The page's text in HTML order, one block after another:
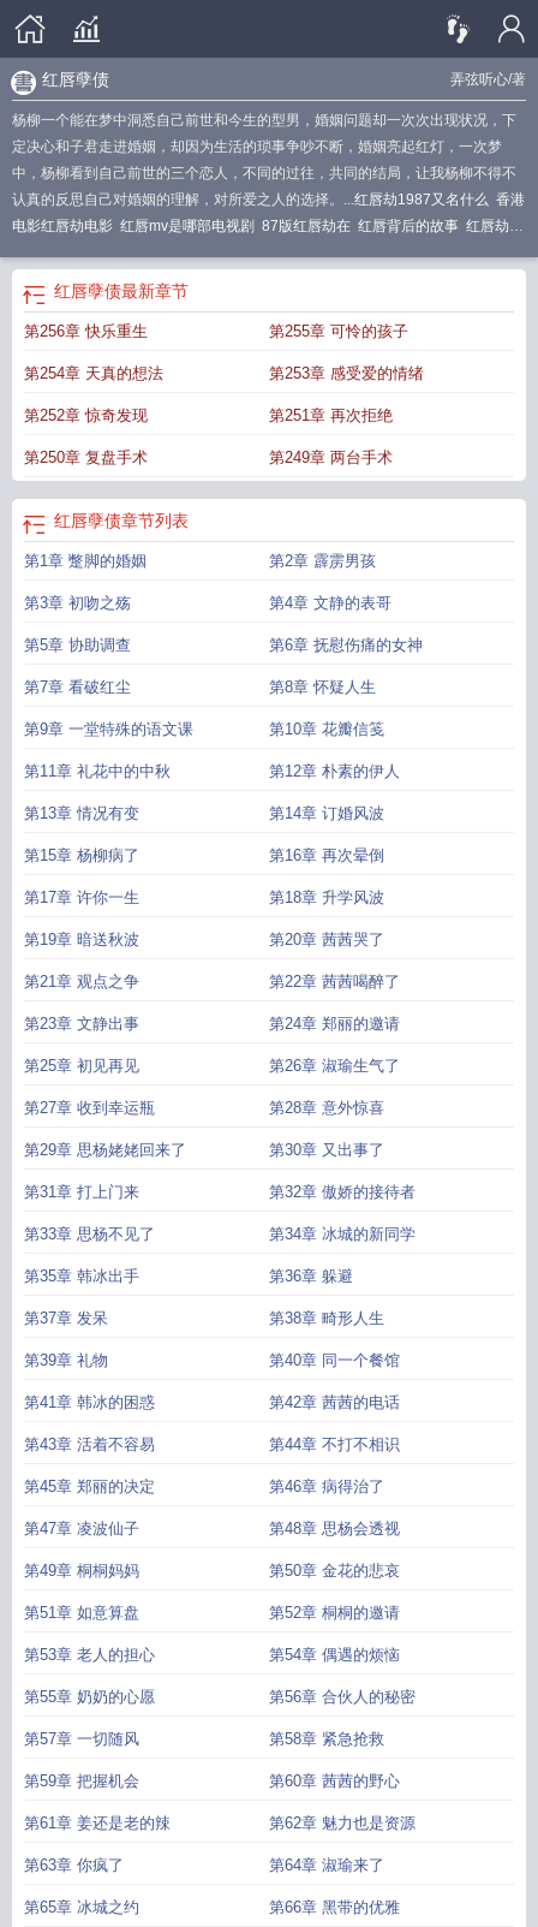
弄弦听心/著
红唇孽债
杨柳一个能在梦中洞悉自己前世和今生的型男，婚姻问题却一次次出现状况，下
定决心和子君走进婚姻，却因为生活的琐事争吵不断，婚姻亮起红灯，一次梦
中，杨柳看到自己前世的三个恋人，不同的过往，共同的结局，让我杨柳不得不
认真的反思自己对婚姻的理解，对所爱之人的选择。...红唇劫1987又名什么 香港
电影红唇劫电影 红唇mv是哪部电视剧 87版红唇劫在 红唇背后的故事 红唇劫/
美国电影红唇劫电影 红唇百度百科
ひろ红唇
红唇孽债最新章节
第256章 快乐重生 第255章 可怜的孩子
第254章 天真的想法 第253章 感受爱的情绪
第252章 惊奇发现 第251章 再次拒绝
第250章 复盘手术 第249章 两台手术
红唇孽债章节列表
第1章 蹩脚的婚姻 第2章 霹雳男孩
第3章 初吻之殇 第4章 文静的表哥
第5章 协助调查 第6章 抚慰伤痛的女神
第7章 看破红尘 第8章 怀疑人生
第9章 一堂特殊的语文课 第10章 花瓣信笺
第11章 礼花中的中秋 第12章 朴素的伊人
第13章 情况有变 第14章 订婚风波
第15章 杨柳病了 第16章 再次晕倒
第17章 许你一生 第18章 升学风波
第19章 暗送秋波 第20章 茜茜哭了
第21章 观点之争 第22章 茜茜喝醉了
第23章 文静出事 第24章 郑丽的邀请
第25章 初见再见 第26章 淑瑜生气了
第27章 收到幸运瓶 第28章 意外惊喜
第29章 思杨姥姥回来了 第30章 又出事了
第31章 打上门来 第32章 傲娇的接待者
第33章 思杨不见了 第34章 冰城的新同学
第35章 韩冰出手 第36章 躲避
第37章 发呆 第38章 畸形人生
第39章 礼物 第40章 同一个餐馆
第41章 韩冰的困惑 第42章 茜茜的电话
第43章 活着不容易 第44章 不打不相识
第45章 郑丽的决定 第46章 病得治了
第47章 凌波仙子 第48章 思杨会透视
第49章 桐桐妈妈 第50章 金花的悲哀
第51章 如意算盘 第52章 桐桐的邀请
第53章 老人的担心 第54章 偶遇的烦恼
第55章 奶奶的心愿 第56章 合伙人的秘密
第57章 一切随风 第58章 紧急抢救
第59章 把握机会 第60章 茜茜的野心
第61章 姜还是老的辣 第62章 魅力也是资源
第63章 你疯了 第64章 淑瑜来了
第65章 冰城之约 第66章 黑带的优雅